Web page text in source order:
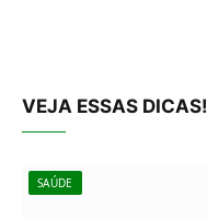
VEJA ESSAS DICAS!
SAÚDE